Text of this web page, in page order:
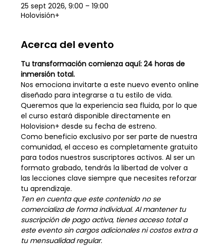
25 sept 2026, 9:00 – 19:00
Holovisión+
Acerca del evento
Tu transformación comienza aquí: 24 horas de
inmersión total.
Nos emociona invitarte a este nuevo evento online
diseñado para integrarse a tu estilo de vida.
Queremos que la experiencia sea fluida, por lo que
el curso estará disponible directamente en
Holovision+ desde su fecha de estreno.
Como beneficio exclusivo por ser parte de nuestra
comunidad, el acceso es completamente gratuito
para todos nuestros suscriptores activos. Al ser un
formato grabado, tendrás la libertad de volver a
las lecciones clave siempre que necesites reforzar
tu aprendizaje.
Ten en cuenta que este contenido no se
comercializa de forma individual. Al mantener tu
suscripción de pago activa, tienes acceso total a
este evento sin cargos adicionales ni costos extra a
tu mensualidad regular.